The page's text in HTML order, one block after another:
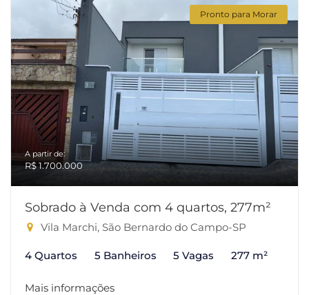
Pronto para Morar
A partir de:
R$ 1.700.000
Sobrado à Venda com 4 quartos, 277m²
Vila Marchi, São Bernardo do Campo-SP
4 Quartos 5 Banheiros 5 Vagas 277 m²
Mais informações